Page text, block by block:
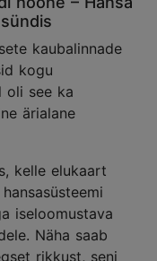
kaubalinnade
kogu
oli see ka
ärialane
kelle elukaart
iseloomustava
Näha saab
rikkust, seni